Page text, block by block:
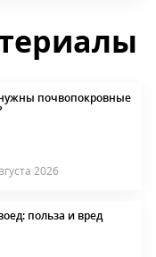
почвопокровные
2026
польза и вред